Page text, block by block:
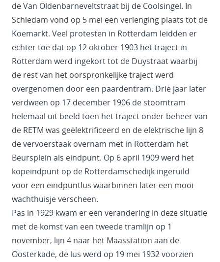
de Van Oldenbarneveltstraat bij de Coolsingel. In
Schiedam vond op 5 mei een verlenging plaats tot de
Koemarkt. Veel protesten in Rotterdam leidden er
echter toe dat op 12 oktober 1903 het traject in
Rotterdam werd ingekort tot de Duystraat waarbij
de rest van het oorspronkelijke traject werd
overgenomen door een paardentram. Drie jaar later
verdween op 17 december 1906 de stoomtram
helemaal uit beeld toen het traject onder beheer van
de RETM was geëlektrificeerd en de elektrische lijn 8
de vervoerstaak overnam met in Rotterdam het
Beursplein als eindpunt. Op 6 april 1909 werd het
kopeindpunt op de Rotterdamschedijk ingeruild
voor een eindpuntlus waarbinnen later een mooi
wachthuisje verscheen.
Pas in 1929 kwam er een verandering in deze situatie
met de komst van een tweede tramlijn op 1
november, lijn 4 naar het Maasstation aan de
Oosterkade, de lus werd op 19 mei 1932 voorzien